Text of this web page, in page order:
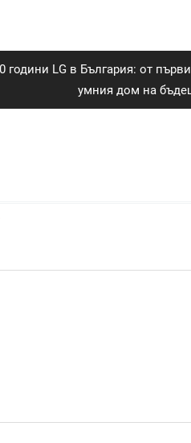
години LG в България: от
умния дом на